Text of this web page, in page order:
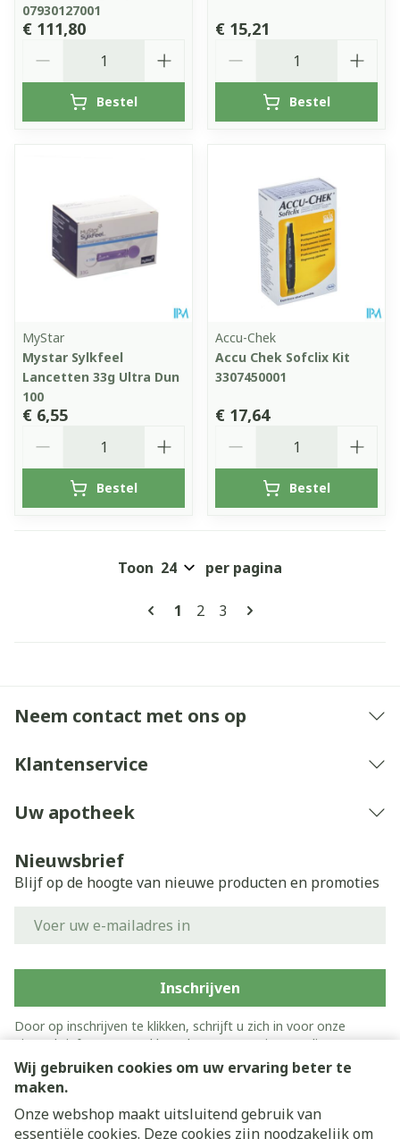
Wij gebruiken cookies om uw ervaring beter te
maken.
Onze webshop maakt uitsluitend gebruik van
essentiële cookies. Deze cookies zijn noodzakelijk om
07930127001
€ 111,80
Bestel
€ 15,21
Bestel
MyStar
Mystar Sylkfeel
Lancetten 33g Ultra Dun
100
€ 6,55
Bestel
Accu-Chek
Accu Chek Sofclix Kit
3307450001
€ 17,64
Bestel
Pagina's
U lees momenteel pagina
1 Pagina
2 Pagina
3
Toon per pagina
Neem contact met ons op
Klantenservice
Uw apotheek
Nieuwsbrief
Blijf op de hoogte van nieuwe producten en promoties
Inschrijven
Door op inschrijven te klikken, schrijft u zich in voor onze
nieuwsbrief en gaat u akkoord met onzeprivacy policy.